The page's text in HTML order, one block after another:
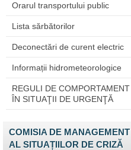
Orarul transportului public
Lista sărbătorilor
Deconectări de curent electric
Informații hidrometeorologice
REGULI DE COMPORTAMENT
ÎN SITUAŢII DE URGENŢĂ
COMISIA DE MANAGEMENT
AL SITUAȚIILOR DE CRIZĂ